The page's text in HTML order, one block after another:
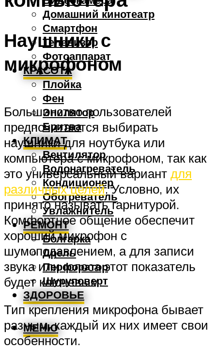
Домашний кинотеатр
Смартфон
Телевизор
Фотоаппарат
КРАСОТА
Плойка
Фен
Эпилятор
Бритва
КЛИМАТ
Вентилятор
Водонагреватель
Кондиционер
Обогреватель
Увлажнитель
РЕМОНТ
Болгарка
Дрель
Перфоратор
Шуруповерт
ЗДОРОВЬЕ
МЕНЮ
Наушники с
микрофоном
Большинство пользователей
предпочитаются выбирать
наушники для ноутбука или
компьютера с микрофоном, так как
это универсальный вариант для
различных целей. Условно, их
принято называть гарнитурой.
Комфортное общение обеспечит
хороший микрофон с
шумоподавлением, а для записи
звука или голоса этот показатель
будет ключевым.
Тип крепления микрофона бывает
разным, каждый их них имеет свои
особенности.